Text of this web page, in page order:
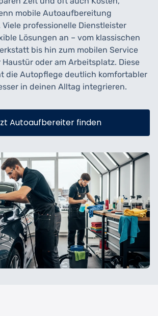
mobile Autoaufbereitung
professionelle Dienstleister
Lösungen an – vom klassischen
bis hin zum mobilen Service
oder am Arbeitsplatz. Diese
die Autopflege deutlich komfortabler
in deinen Alltag integrieren.
Autoaufbereiter finden